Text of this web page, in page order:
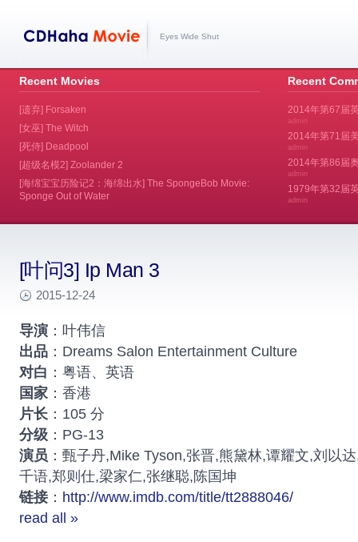
Eyes Wide Shut
Recent
2014年第67届
admin
2014年第71届
admin
2014年第86届
admin
1979年第32届
admin
[叶问3] Ip Man 3
2015-12-24
导演 ：叶伟信
出品 ：Dreams Salon Entertainment Culture
对白 ：粤语、英语
国家 ：香港
片长 ：105 分
分级 ：PG-13
演员 ：甄子丹,Mike Tyson,张晋,熊黛林,谭耀文,刘以
千语,郑则仕,梁家仁,张继聪,陈国坤
链接 ： http://www.imdb.com/title/tt2888046/
read all »
Recent Movies
[遗弃] Forsaken
[女巫] The Witch
[死侍] Deadpool
[超级名模2] Zoolander 2
[海绵宝宝历险记2：海绵出水] The SpongeBob Movie:
Sponge Out of Water